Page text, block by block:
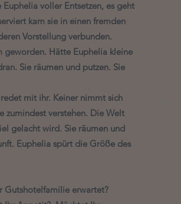
voller Entsetzen, es geht
kam sie in einen fremden
Vorstellung verbunden.
geworden. Hätte Euphelia kleine
Sie räumen und putzen. Sie
mit ihr. Keiner nimmt sich
zumindest verstehen. Die Welt
gelacht wird. Sie räumen und
Euphelia spürt die Größe des
Gutshotelfamilie erwartet?